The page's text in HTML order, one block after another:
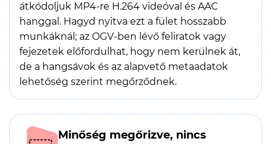
átkódoljuk MP4-re H.264 videóval és AAC
hanggal. Hagyd nyitva ezt a fület hosszabb
munkáknál; az OGV-ben lévő feliratok vagy
fejezetek előfordulhat, hogy nem kerülnek át,
de a hangsávok és az alapvető metaadatok
lehetőség szerint megőrződnek.
Minőség megőrizve, nincs